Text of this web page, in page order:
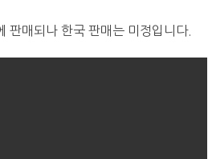
매되나 한국 판매는 미정입니다.